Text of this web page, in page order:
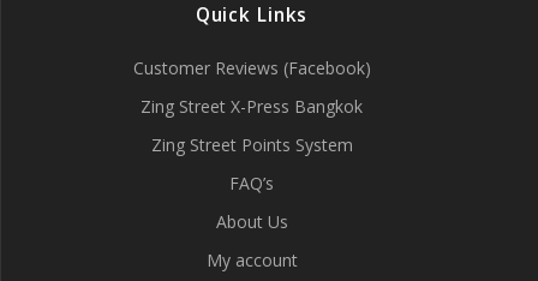
Quick Links
Customer Reviews (Facebook)
Zing Street X-Press Bangkok
Zing Street Points System
FAQ’s
About Us
My account